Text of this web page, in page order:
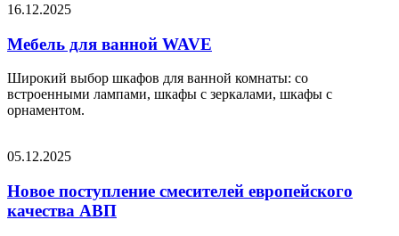
16.12.2025
Мебель для ванной WAVE
Широкий выбор шкафов для ванной комнаты: со
встроенными лампами, шкафы с зеркалами, шкафы с
орнаментом.
05.12.2025
Новое поступление смесителей европейского
качества АВП